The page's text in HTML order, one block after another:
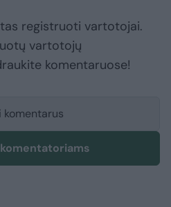
registruoti vartotojai.
vartotojų
komentaruose!
komentarus